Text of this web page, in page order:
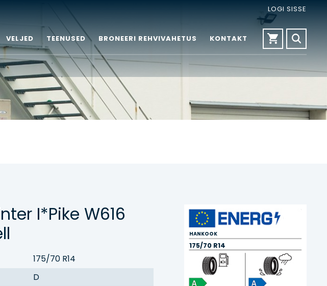
LOGI SISSE
Maastur
VELJED TEENUSED
Hinnakiri
Rehvitööd
Õlivahetus
BRONEERI REHVIVAHETUS KONTAKT
I*Pike W616
175/70 R14
D
HANKOOK
175/70 R14